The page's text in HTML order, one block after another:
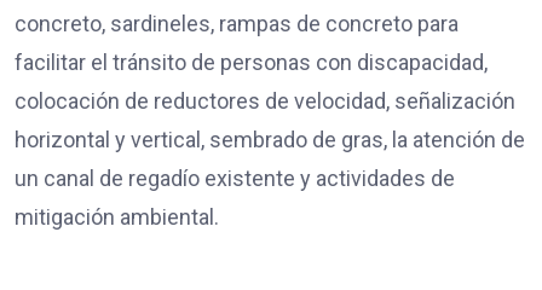
concreto, sardineles, rampas de concreto para
facilitar el tránsito de personas con discapacidad,
colocación de reductores de velocidad, señalización
horizontal y vertical, sembrado de gras, la atención de
un canal de regadío existente y actividades de
mitigación ambiental.